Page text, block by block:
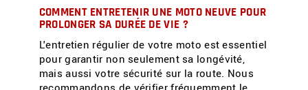
COMMENT ENTRETENIR UNE MOTO NEUVE POUR
PROLONGER SA DURÉE DE VIE ?
L'entretien régulier de votre moto est essentiel
pour garantir non seulement sa longévité,
mais aussi votre sécurité sur la route. Nous